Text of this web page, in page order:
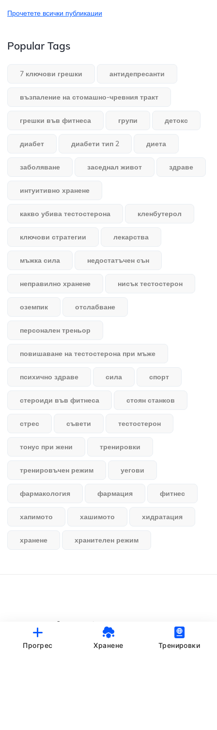
Прочетете всички публикации
Popular Tags
7 ключови грешки антидепресанти
възпаление на стомашно-чревния тракт
грешки във фитнеса групи детокс
диабет диабети тип 2 диета
заболяване заседнал живот здраве
интуитивно хранене
какво убива тестостерона кленбутерол
ключови стратегии лекарства
мъжка сила недостатъчен сън
неправилно хранене нисък тестостерон
оземпик отслабване
персонален треньор
повишаване на тестостерона при мъже
психично здраве сила спорт
стероиди във фитнеса стоян станков
стрес съвети тестостерон
тонус при жени тренировки
тренировъчен режим уегови
фармакология фармация фитнес
хапимото хашимото хидратация
хранене хранителен режим
© StankovFit Progress App | 2025
Crafted with love by
Прогрес Хранене Тренировки